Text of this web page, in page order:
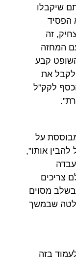
שיקבלו
הפסיד
זה
המחזה
קבע
לקבל את
לקק”ל
על
אותו”,
צריכים
מסוים
שבמשך
בזה